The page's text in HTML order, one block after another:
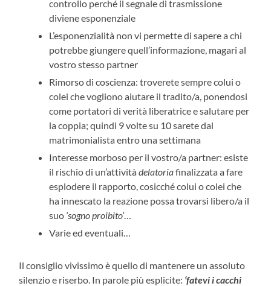
controllo perché il segnale di trasmissione
diviene esponenziale
L’esponenzialità non vi permette di sapere a chi
potrebbe giungere quell’informazione, magari al
vostro stesso partner
Rimorso di coscienza: troverete sempre colui o
colei che vogliono aiutare il tradito/a, ponendosi
come portatori di verità liberatrice e salutare per
la coppia; quindi 9 volte su 10 sarete dal
matrimonialista entro una settimana
Interesse morboso per il vostro/a partner: esiste
il rischio di un’attivitàdelatoriafinalizzata a fare
esplodere il rapporto, cosicché colui o colei che
ha innescato la reazione possa trovarsi libero/a il
suo ‘sogno proibito’…
Varie ed eventuali…
Il consiglio vivissimo è quello di mantenere un assoluto
silenzio e riserbo. In parole più esplicite: ‘fatevi i cacchi